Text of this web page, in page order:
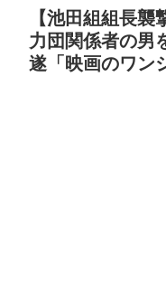
【池田組組長
力団関係者の男
遂「映画のワン